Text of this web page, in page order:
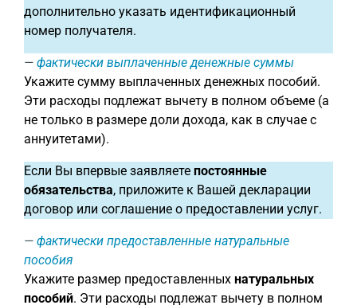
дополнительно указать идентификационный
номер получателя.
фактически выплаченные денежные суммы
Укажите сумму выплаченных денежных пособий.
Эти расходы подлежат вычету в полном объеме (а
не только в размере доли дохода, как в случае с
аннуитетами).
Если Вы впервые заявляете постоянные
обязательства, приложите к Вашей декларации
договор или соглашение о предоставлении услуг.
фактически предоставленные натуральные
пособия
Укажите размер предоставленных натуральных
пособий. Эти расходы подлежат вычету в полном